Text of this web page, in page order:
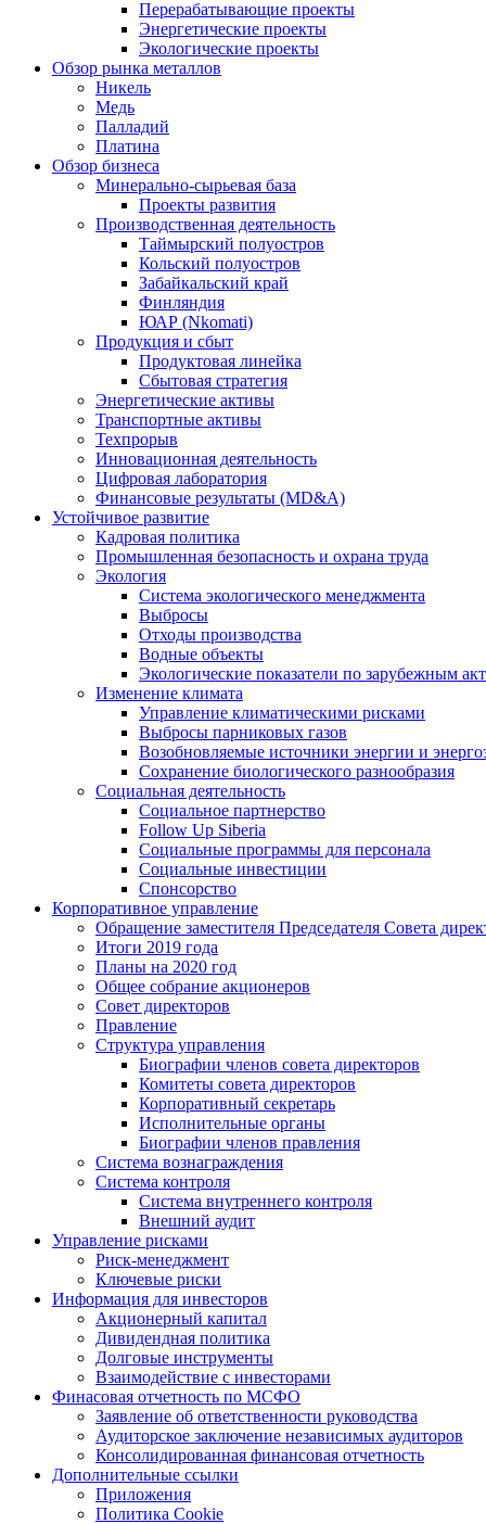
Перерабатывающие проекты
Энергетические проекты
Экологические проекты
Обзор рынка металлов
Никель
Медь
Палладий
Платина
Обзор бизнеса
Минерально-сырьевая база
Проекты развития
Производственная деятельность
Таймырский полуостров
Кольский полуостров
Забайкальский край
Финляндия
ЮАР (Nkomati)
Продукция и сбыт
Продуктовая линейка
Сбытовая стратегия
Энергетические активы
Транспортные активы
Техпрорыв
Инновационная деятельность
Цифровая лаборатория
Финансовые результаты (MD&A)
Устойчивое развитие
Кадровая политика
Промышленная безопасность и охрана труда
Экология
Система экологического менеджмента
Выбросы
Отходы производства
Водные объекты
Экологические показатели по зарубежным
Изменение климата
Управление климатическими рисками
Выбросы парниковых газов
Возобновляемые источники энергии и
Сохранение биологического разнообразия
Социальная деятельность
Социальное партнерство
Follow Up Siberia
Социальные программы для персонала
Социальные инвестиции
Спонсорство
Корпоративное управление
Обращение заместителя Председателя Совета
Итоги 2019 года
Планы на 2020 год
Общее собрание акционеров
Совет директоров
Правление
Структура управления
Биографии членов совета директоров
Комитеты совета директоров
Корпоративный секретарь
Исполнительные органы
Биографии членов правления
Система вознаграждения
Система контроля
Система внутреннего контроля
Внешний аудит
Управление рисками
Риск-менеджмент
Ключевые риски
Информация для инвесторов
Акционерный капитал
Дивидендная политика
Долговые инструменты
Взаимодействие с инвеcторами
Финасовая отчетность по МСФО
Заявление об ответственности руководства
Аудиторское заключение независимых аудиторов
Консолидированная финансовая отчетность
Дополнительные ссылки
Приложения
Политика Cookie